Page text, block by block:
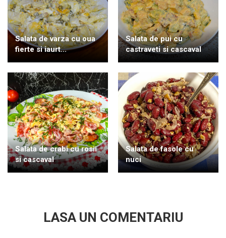
Salata de varza cu oua
fierte si iaurt...
Salata de pui cu
castraveti si cascaval
Salata de crabi cu rosii
si cascaval
Salata de fasole cu
nuci
LASA UN COMENTARIU